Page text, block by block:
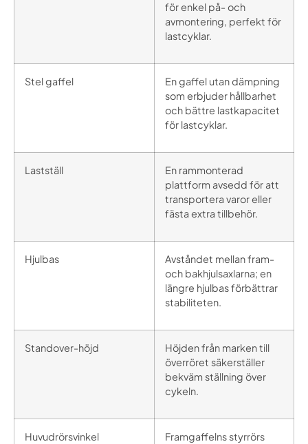
för enkel på- och
avmontering, perfekt för
lastcyklar.
Stel gaffel
En gaffel utan dämpning
som erbjuder hållbarhet
och bättre lastkapacitet
för lastcyklar.
Lastställ
En rammonterad
plattform avsedd för att
transportera varor eller
fästa extra tillbehör.
Hjulbas
Avståndet mellan fram-
och bakhjulsaxlarna; en
längre hjulbas förbättrar
stabiliteten.
Standover-höjd
Höjden från marken till
överröret säkerställer
bekväm ställning över
cykeln.
Huvudrörsvinkel
Framgaffelns styrrörs